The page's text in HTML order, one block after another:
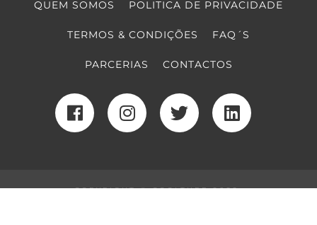
QUEM SOMOS POLITICA DE PRIVACIDADE
TERMOS & CONDIÇÕES FAQ´S
PARCERIAS CONTACTOS
COPYRIGHT © COOLTURE 2022